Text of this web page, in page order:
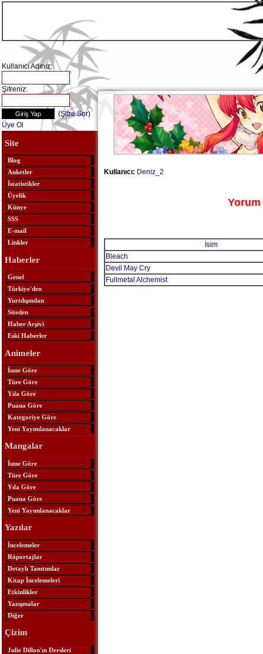
Kullanıcı Adınız:
Şifreniz:
(Şifre Sor)
Üye Ol
Site
Blog
Anketler
İstatistikler
Üyelik
Künye
SSS
E-mail
Linkler
Haberler
Genel
Türkiye'den
Yurtdışından
Siteden
Haber Arşivi
Eski Haberler
Animeler
İsme Göre
Türe Göre
Yıla Göre
Puana Göre
Kategoriye Göre
Yeni Yayımlanacaklar
Mangalar
İsme Göre
Türe Göre
Yıla Göre
Puana Göre
Yeni Yayımlanacaklar
Yazılar
İncelemeler
Röportajlar
Detaylı Tanıtımlar
Kitap İncelemeleri
Etkinlikler
Yazışmalar
Diğer
Çizim
Julie Dillon'ın Dersleri
Kullanıcı: Deniz_2
Yorum
İsim
Bleach
Devil May Cry
Fullmetal Alchemist